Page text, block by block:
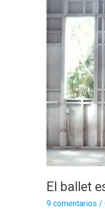
El ballet
9 comentarios /